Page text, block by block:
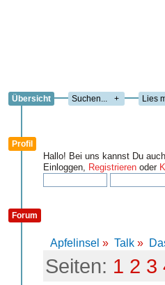
Übersicht + Lies
Profil
Hallo! Bei uns kannst Du
Einloggen, Registrieren oder
Forum
Apfelinsel » Talk »
Seiten: 1 2 3